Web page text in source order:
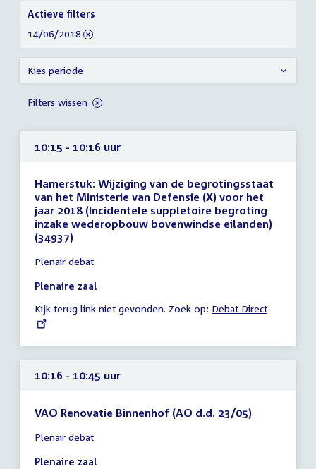
10:15 - 10:16 uur
Hamerstuk: Wijziging van de begrotingsstaat
van het Ministerie van Defensie (X) voor het
jaar 2018 (Incidentele suppletoire begroting
inzake wederopbouw bovenwindse eilanden)
(34937)
vergadering
10:15
10:16
uur
Plenair debat
Plenaire zaal
Kijk terug link niet gevonden. Zoek op: External
Debat Direct
10:16 - 10:45 uur
VAO Renovatie Binnenhof (AO d.d. 23/05)
vergadering
10:16
Plenair debat
Plenaire zaal
Verfijn
uw
resultaten
Actieve filters
verwijder
14/06/2018
Kies periode
Filters wissen